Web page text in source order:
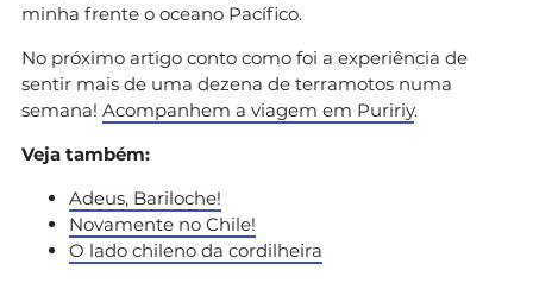
minha frente o oceano Pacífico.
No próximo artigo conto como foi a experiência de
sentir mais de uma dezena de terramotos numa
semana! Acompanhem a viagem em Puririy.
Veja também:
Adeus, Bariloche!
Novamente no Chile!
O lado chileno da cordilheira